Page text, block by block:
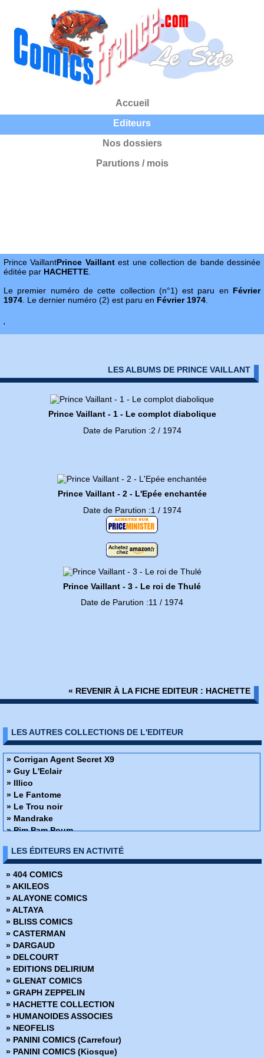
Accueil
Editeurs
Nos dossiers
Parutions / mois
Prince VaillantPrince Vaillantest une collection de bande dessinée
éditée par HACHETTE
Le premier numéro de cette collection (n°1) est paru en Février
1974 . Le dernier numéro (2) est paru en Février 1974
'
LES ALBUMS DE PRINCE VAILLANT
Prince Vaillant - 1 - Le complot diabolique
Date de Parution :2 / 1974
Prince Vaillant - 2 - L'Epée enchantée
Date de Parution :1 / 1974
Prince Vaillant - 3 - Le roi de Thulé
Date de Parution :11 / 1974
« REVENIR À LA FICHE EDITEUR : HACHETTE
LES AUTRES COLLECTIONS DE L'EDITEUR
» Corrigan Agent Secret X9
» Guy L'Eclair
» Illico
» Le Fantome
» Le Trou noir
» Mandrake
» Pim Pam Poum
» Richard le téméraire
» Tarzan
LES ÉDITEURS EN ACTIVITÉ
» 404 COMICS
» AKILEOS
» ALAYONE COMICS
» ALTAYA
» BLISS COMICS
» CASTERMAN
» DARGAUD
» DELCOURT
» EDITIONS DELIRIUM
» GLENAT COMICS
» GRAPH ZEPPELIN
» HACHETTE COLLECTION
» HUMANOIDES ASSOCIES
» NEOFELIS
» PANINI COMICS (Carrefour)
» PANINI COMICS (Kiosque)